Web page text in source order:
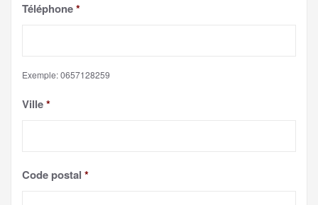
Téléphone*
Exemple: 0657128259
Ville*
Code postal *